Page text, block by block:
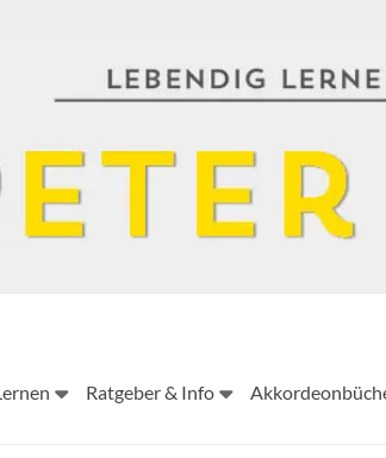
Ratgeber & Info